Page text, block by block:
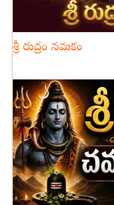
శ్రీ రుద్రం నమకం